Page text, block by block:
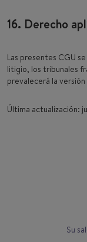
16. Derecho
Las presentes CGU
litigio, los tribunales
prevalecerá la
Última actualización:
Su